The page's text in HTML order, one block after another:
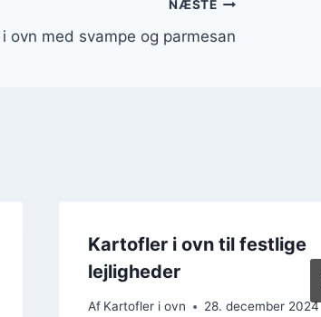
NÆSTE
ovn med svampe og parmesan
Kartofler i ovn til festlige
lejligheder
Af Kartofler i ovn 28. december 2024